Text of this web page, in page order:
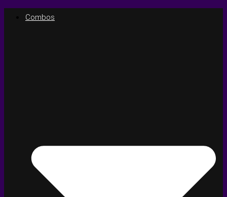
Combos